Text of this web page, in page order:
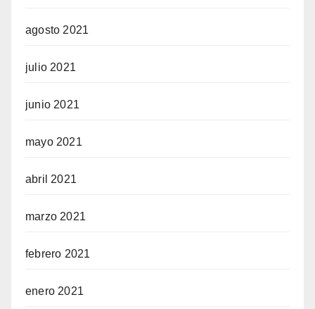
agosto 2021
julio 2021
junio 2021
mayo 2021
abril 2021
marzo 2021
febrero 2021
enero 2021